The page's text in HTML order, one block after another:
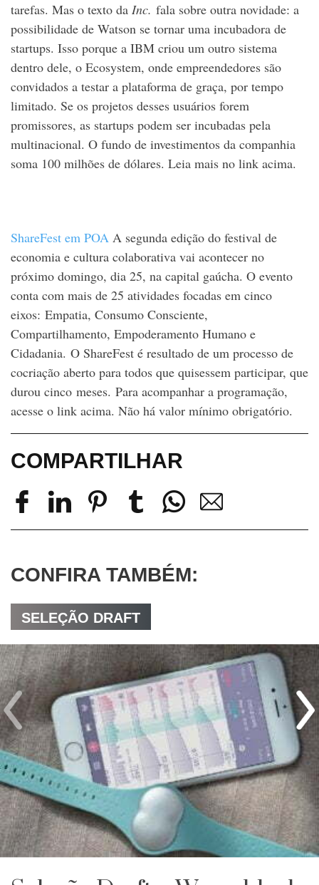
tarefas. Mas o texto da Inc. fala sobre outra novidade: a
possibilidade de Watson se tornar uma incubadora de
startups. Isso porque a IBM criou um outro sistema
dentro dele, o Ecosystem, onde empreendedores são
convidados a testar a plataforma de graça, por tempo
limitado. Se os projetos desses usuários forem
promissores, as startups podem ser incubadas pela
multinacional. O fundo de investimentos da companhia
soma 100 milhões de dólares. Leia mais no link acima.
ShareFest em POA A segunda edição do festival de
economia e cultura colaborativa vai acontecer no
próximo domingo, dia 25, na capital gaúcha. O evento
conta com mais de 25 atividades focadas em cinco
eixos: Empatia, Consumo Consciente,
Compartilhamento, Empoderamento Humano e
Cidadania. O ShareFest é resultado de um processo de
cocriação aberto para todos que quisessem participar, que
durou cinco meses. Para acompanhar a programação,
acesse o link acima. Não há valor mínimo obrigatório.
COMPARTILHAR
CONFIRA TAMBÉM:
SELEÇÃO DRAFT